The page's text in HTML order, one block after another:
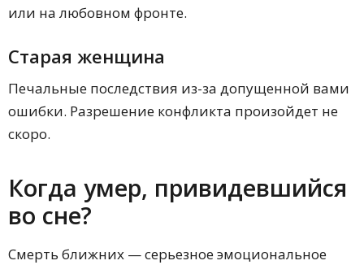
или на любовном фронте.
Старая женщина
Печальные последствия из-за допущенной вами
ошибки. Разрешение конфликта произойдет не
скоро.
Когда умер, привидевшийся
во сне?
Смерть ближних — серьезное эмоциональное